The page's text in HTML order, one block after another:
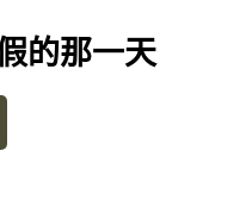
的那一天